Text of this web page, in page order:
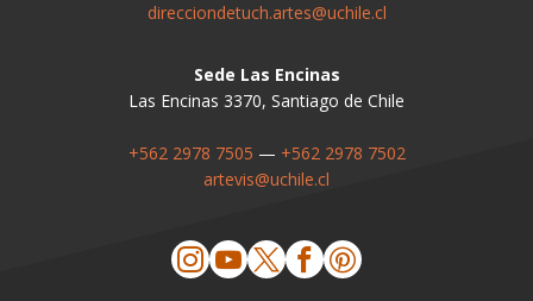
direcciondetuch.artes@uchile.cl
Sede Las Encinas
Las Encinas 3370, Santiago de Chile
+562 2978 7505 — +562 2978 7502
artevis@uchile.cl